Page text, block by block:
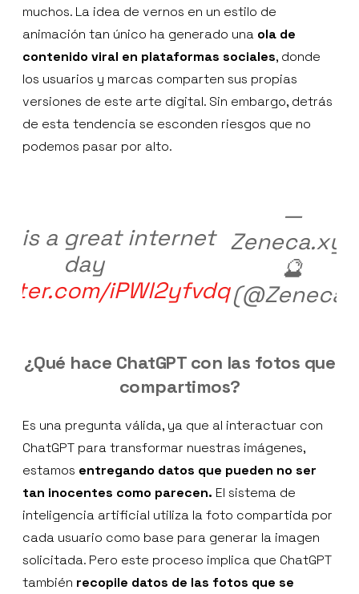
muchos. La idea de vernos en un estilo de
animación tan único ha generado una ola de
contenido viral en plataformas sociales, donde
los usuarios y marcas comparten sus propias
versiones de este arte digital. Sin embargo, detrás
de esta tendencia se esconden riesgos que no
podemos pasar por alto.
is a great internet
day
iPWl2yfvdq
—
Zeneca.xyz
🔮
(@Zeneca)
¿Qué hace ChatGPT con las fotos que
compartimos?
Es una pregunta válida, ya que al interactuar con
ChatGPT para transformar nuestras imágenes,
estamos entregando datos que pueden no ser
tan inocentes como parecen. El sistema de
inteligencia artificial utiliza la foto compartida por
cada usuario como base para generar la imagen
solicitada. Pero este proceso implica que ChatGPT
también recopile datos de las fotos que se